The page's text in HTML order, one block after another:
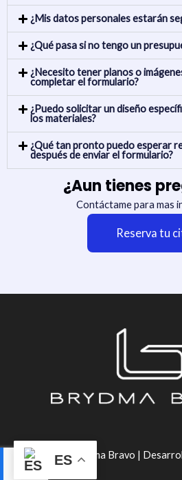
¿Mis datos personales estarán
¿Qué pasa si no tengo un
¿Necesito tener planos o
completar el formulario?
¿Puedo solicitar un diseño
los materiales?
¿Qué tan pronto puedo esperar
después de enviar el formulario?
¿Aun tienes
Contáctame para mas
Reserva tu
© 2026 Brydma Bravo |
ES